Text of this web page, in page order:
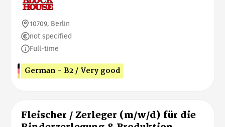
10709, Berlin
not specified
Full-time
German - B2 / Very good
Fleischer / Zerleger (m/w/d) für die